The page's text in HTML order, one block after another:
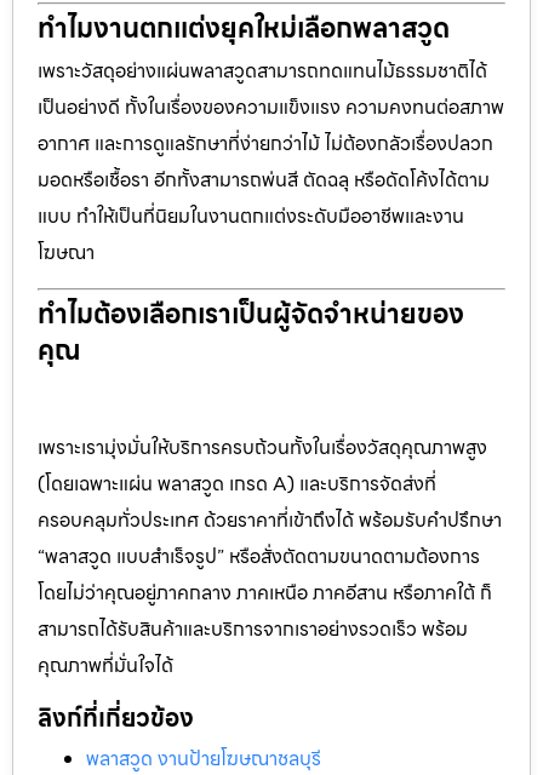
ทำไมงานตกแต่งยุคใหม่เลือกพลาสวูด
เพราะวัสดุอย่างแผ่นพลาสวูดสามารถทดแทนไม้ธรรมชาติได้
เป็นอย่างดี ทั้งในเรื่องของความแข็งแรง ความคงทนต่อสภาพ
อากาศ และการดูแลรักษาที่ง่ายกว่าไม้ ไม่ต้องกลัวเรื่องปลวก
มอดหรือเชื้อรา อีกทั้งสามารถพ่นสี ตัดฉลุ หรือดัดโค้งได้ตาม
แบบ ทำให้เป็นที่นิยมในงานตกแต่งระดับมืออาชีพและงาน
โฆษณา
ทำไมต้องเลือกเราเป็นผู้จัดจำหน่ายของ
คุณ
เพราะเรามุ่งมั่นให้บริการครบถ้วนทั้งในเรื่องวัสดุคุณภาพสูง
(โดยเฉพาะแผ่น พลาสวูด เกรด A) และบริการจัดส่งที่
ครอบคลุมทั่วประเทศ ด้วยราคาที่เข้าถึงได้ พร้อมรับคำปรึกษา
“พลาสวูด แบบสำเร็จรูป” หรือสั่งตัดตามขนาดตามต้องการ
โดยไม่ว่าคุณอยู่ภาคกลาง ภาคเหนือ ภาคอีสาน หรือภาคใต้ ก็
สามารถได้รับสินค้าและบริการจากเราอย่างรวดเร็ว พร้อม
คุณภาพที่มั่นใจได้
ลิงก์ที่เกี่ยวข้อง
พลาสวูด งานป้ายโฆษณาชลบุรี